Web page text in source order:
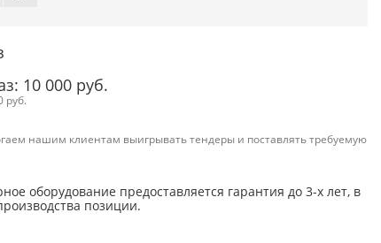
10 000 руб.
руб.
нашим клиентам выигрывать тендеры и поставлять требуемую
оборудование предоставляется гарантия до 3-х лет, в
позиции.